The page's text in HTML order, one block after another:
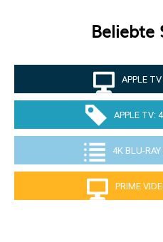
Beliebte
APPLE
APPLE TV:
4K BLU-
PRIME